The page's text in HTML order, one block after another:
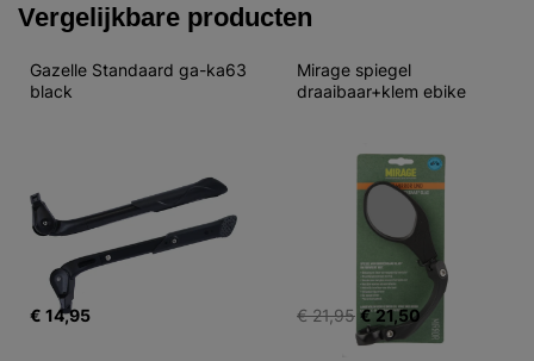
Vergelijkbare producten
Gazelle Standaard ga-ka63
black
€ 14,95
Mirage spiegel
draaibaar+klem ebike
€ 21,95 € 21,50